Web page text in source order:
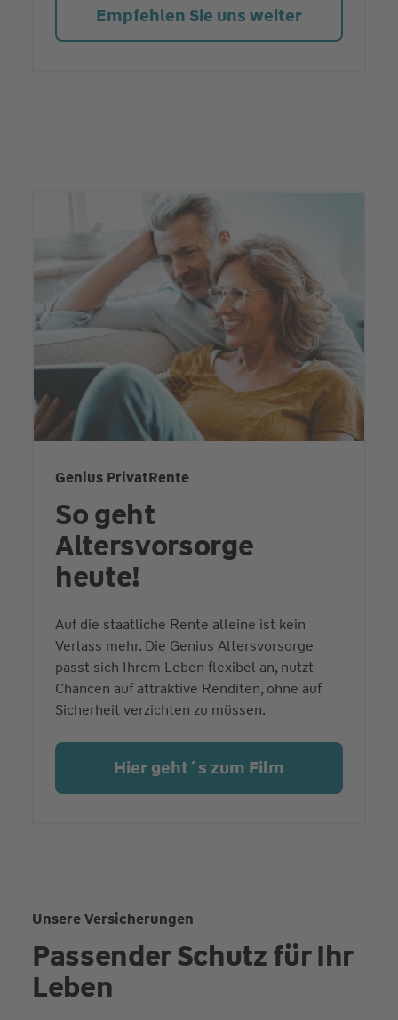
Empfehlen Sie uns weiter
Genius PrivatRente
So geht
Altersvorsorge
heute!
Auf die staatliche Rente alleine ist kein
Verlass mehr. Die Genius Altersvorsorge
passt sich Ihrem Leben flexibel an, nutzt
Chancen auf attraktive Renditen, ohne auf
Sicherheit verzichten zu müssen.
Hier geht´s zum Film
Unsere Versicherungen
Passender Schutz für Ihr
Leben